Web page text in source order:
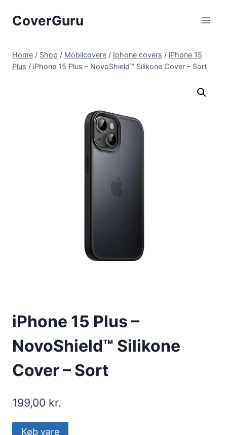
CoverGuru
Home / Shop / Mobilcovere / Iphone covers / iPhone 15
Plus / iPhone 15 Plus – NovoShield™ Silikone Cover – Sort
iPhone 15 Plus –
NovoShield™ Silikone
Cover – Sort
199,00 kr.
Køb vare